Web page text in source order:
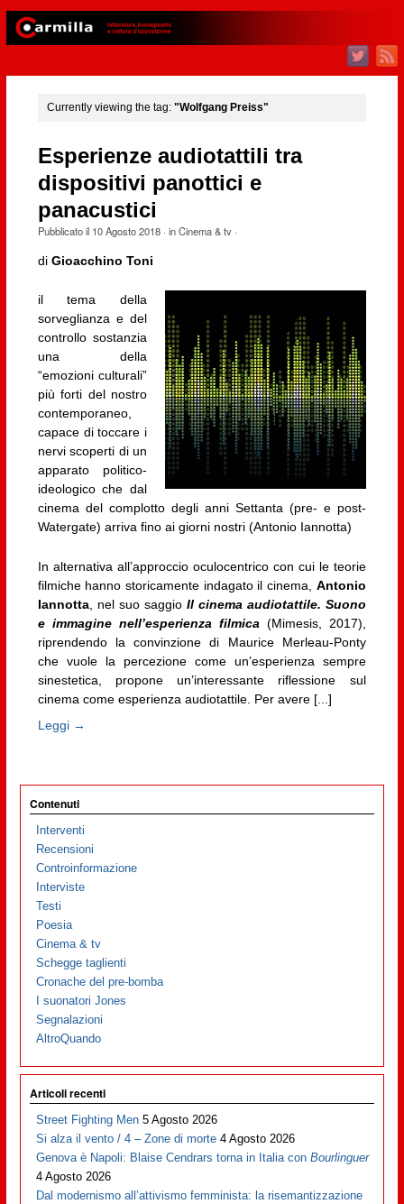
Currently viewing the tag: "Wolfgang Preiss"
Esperienze audiotattili tra
dispositivi panottici e
panacustici
Pubblicato il 10 Agosto 2018· inCinema & tv·
di Gioacchino Toni
il tema della
sorveglianza e del
controllo sostanzia
una della
“emozioni culturali”
più forti del nostro
contemporaneo,
capace di toccare i
nervi scoperti di un
apparato politico-
ideologico che dal
cinema del complotto degli anni Settanta (pre- e post-
Watergate) arriva fino ai giorni nostri (Antonio Iannotta)
In alternativa all’approccio oculocentrico con cui le teorie
filmiche hanno storicamente indagato il cinema, Antonio
Iannotta, nel suo saggio Il cinema audiotattile. Suono
e immagine nell’esperienza filmica (Mimesis, 2017),
riprendendo la convinzione di Maurice Merleau-Ponty
che vuole la percezione come un’esperienza sempre
sinestetica, propone un’interessante riflessione sul
cinema come esperienza audiotattile. Per avere [...]
Leggi →
Contenuti
Interventi
Recensioni
Controinformazione
Interviste
Testi
Poesia
Cinema & tv
Schegge taglienti
Cronache del pre-bomba
I suonatori Jones
Segnalazioni
AltroQuando
Articoli recenti
Street Fighting Men 5 Agosto 2026
Si alza il vento / 4 – Zone di morte 4 Agosto 2026
Genova è Napoli: Blaise Cendrars torna in Italia conBourlinguer
4 Agosto 2026
Dal modernismo all’attivismo femminista: la risemantizzazione